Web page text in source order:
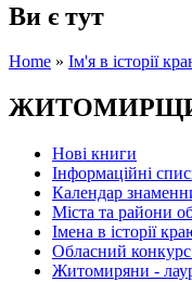
Ви є тут
Home » Ім'я в історії
Нові книги
Інформаційні
Календар
Міста та райони
Імена в історії
Обласний
Житомиряни -